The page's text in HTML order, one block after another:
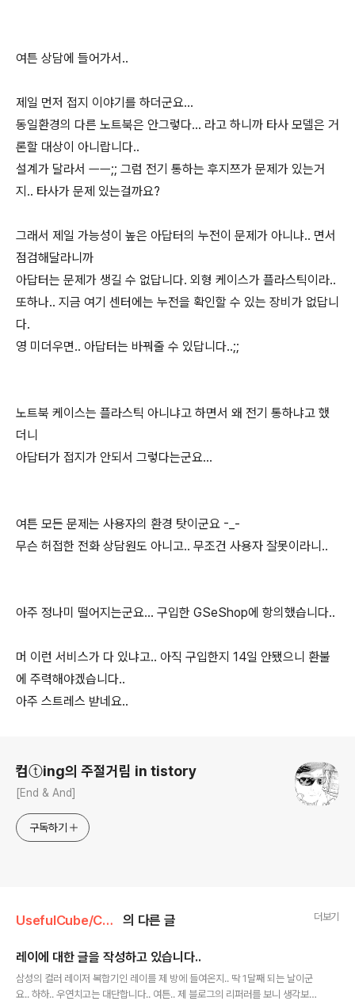
여튼 상담에 들어가서..
제일 먼저 접지 이야기를 하더군요...
동일환경의 다른 노트북은 안그렇다... 라고 하니까 타사 모델은 거
론할 대상이 아니랍니다..
설계가 달라서 ㅡㅡ;; 그럼 전기 통하는 후지쯔가 문제가 있는거
지.. 타사가 문제 있는걸까요?
그래서 제일 가능성이 높은 아답터의 누전이 문제가 아니냐.. 면서
점검해달라니까
아답터는 문제가 생길 수 없답니다. 외형 케이스가 플라스틱이라..
또하나.. 지금 여기 센터에는 누전을 확인할 수 있는 장비가 없답니
다.
영 미더우면.. 아답터는 바꿔줄 수 있답니다..;;
노트북 케이스는 플라스틱 아니냐고 하면서 왜 전기 통하냐고 했
더니
아답터가 접지가 안되서 그렇다는군요...
여튼 모든 문제는 사용자의 환경 탓이군요 -_-
무슨 허접한 전화 상담원도 아니고.. 무조건 사용자 잘못이라니..
아주 정나미 떨어지는군요... 구입한 GSeShop에 항의했습니다..
머 이런 서비스가 다 있냐고.. 아직 구입한지 14일 안됐으니 환불
에 주력해야겠습니다..
아주 스트레스 받네요..
컴ⓣing의 주절거림 in tistory
[End & And]
구독하기
UsefulCube/CompuStory 의 다른 글 더보기
레이에 대한 글을 작성하고 있습니다..
삼성의 컬러 레이저 복합기인 레이를 제 방에 들여온지.. 딱 1달째 되는 날이군
요.. 하하.. 우연치고는 대단합니다.. 여튼.. 제 블로그의 리퍼러를 보니 생각보다